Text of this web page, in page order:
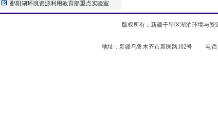
鄱阳湖环境资源利用教育部重点实验室
版权所有：新疆干旱区湖泊环境与资
地址：新疆乌鲁木齐市新医路102号 电